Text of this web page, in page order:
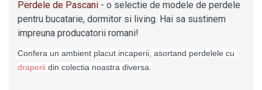
Perdele de Pascani - o selectie de modele de perdele
pentru bucatarie, dormitor si living. Hai sa sustinem
impreuna producatorii romani!
draperii din colectia noastra diversa.